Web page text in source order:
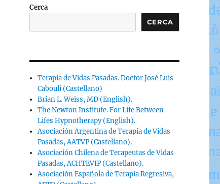
Cerca
CERCA
Terapia de Vidas Pasadas. Doctor José Luis
Cabouli (Castellano)
Brian L. Weiss, MD (English).
The Newton Institute. For Life Between
Lifes Hypnotherapy (English).
Asociación Argentina de Terapia de Vidas
Pasadas, AATVP (Castellano).
Asociación Chilena de Terapeutas de Vidas
Pasadas, ACHTEVIP (Castellano).
Asociación Española de Terapia Regresiva,